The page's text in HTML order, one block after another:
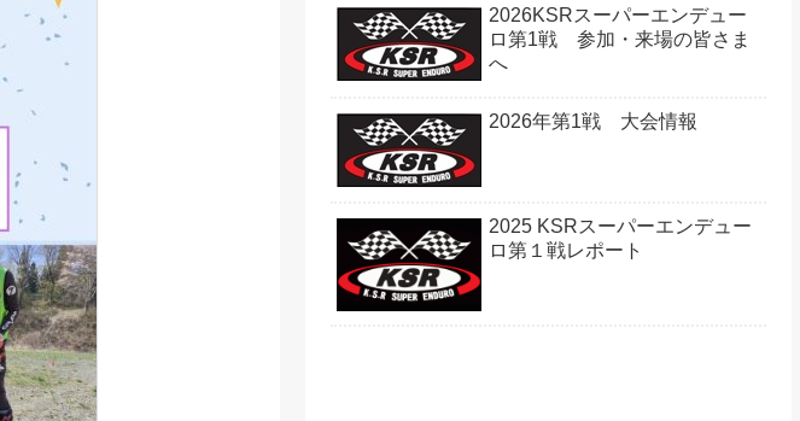
2026KSRスーパーエンデュー
ロ第1戦 参加・来場の皆さま
へ
2026年第1戦 大会情報
2025 KSRスーパーエンデュー
ロ第１戦レポート